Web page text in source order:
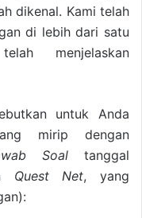
dikenal. Kami telah
di lebih dari satu
menjelaskan
untuk Anda
mirip dengan
Soal tanggal
Quest Net, yang